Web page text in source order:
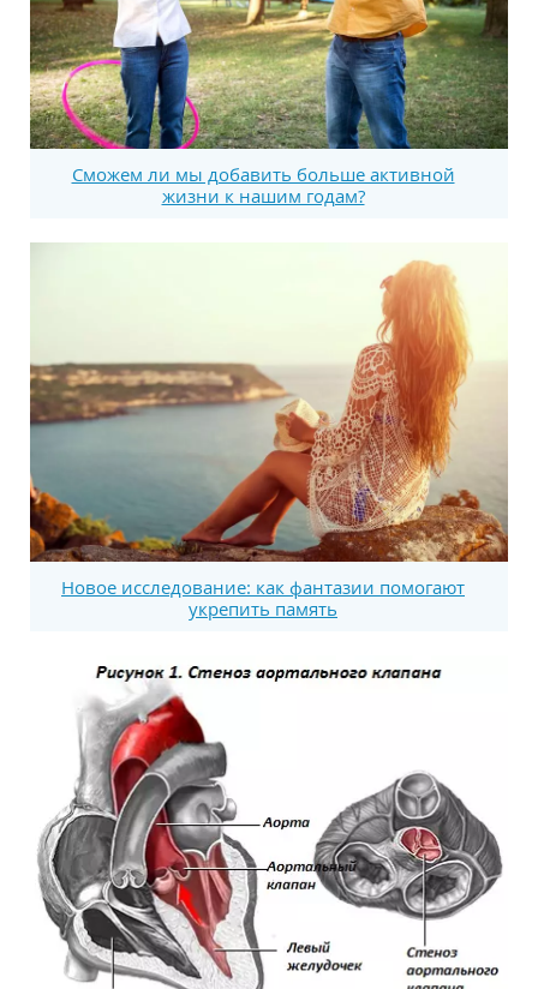
Сможем ли мы добавить больше активной
жизни к нашим годам?
Новое исследование: как фантазии помогают
укрепить память